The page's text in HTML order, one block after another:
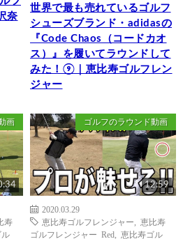
奈
世界で最も売れているゴルフ
シューズブランド・adidasの
『Code Chaos（コードカオ
ス）』を履いてラウンドして
みた！⑨｜恵比寿ゴルフレン
ジャー
画
寿
ル
ゴルフのラウンド動画
12:59
2020.03.29
恵比寿ゴルフレンジャー
恵比寿
ゴルフレンジャー Red
恵比寿ゴル